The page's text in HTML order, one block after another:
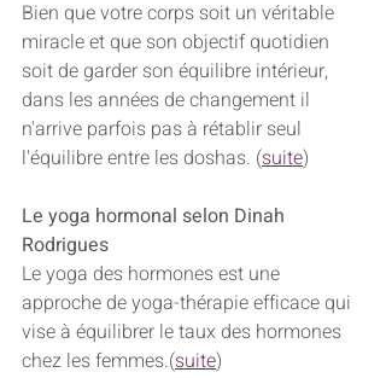
Bien que votre corps soit un véritable
miracle et que son objectif quotidien
soit de garder son équilibre intérieur,
dans les années de changement il
n'arrive parfois pas à rétablir seul
l'équilibre entre les doshas. (suite)
Le yoga hormonal selon Dinah
Rodrigues
Le yoga des hormones est une
approche de yoga-thérapie efficace qui
vise à équilibrer le taux des hormones
chez les femmes.(suite)